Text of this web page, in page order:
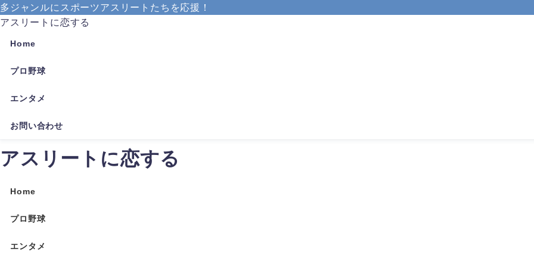
多ジャンルにスポーツアスリートたちを応援！
アスリートに恋する
Home
プロ野球
エンタメ
お問い合わせ
アスリートに恋する
Home
プロ野球
エンタメ